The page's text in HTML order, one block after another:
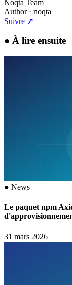
Noqta Team
Author· noqta
Suivre ↗
● À lire ensuite
● News
Le paquet npm
31 mars 2026